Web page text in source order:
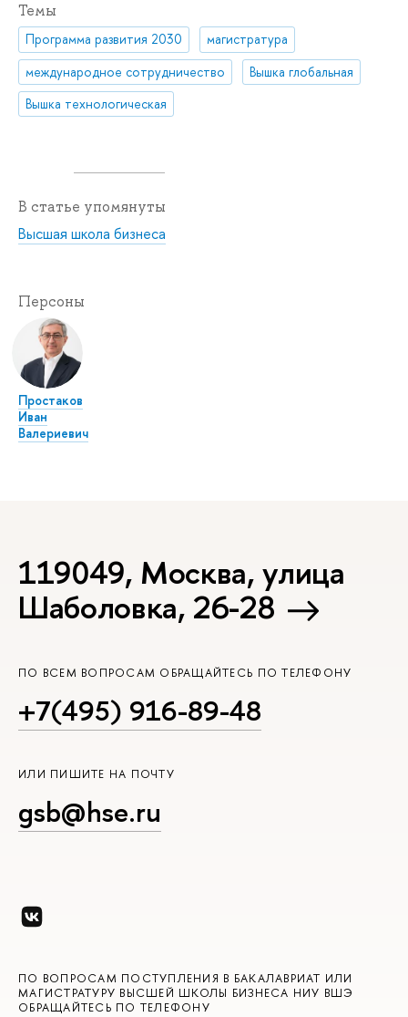
Темы
Программа развития 2030
магистратура
международное сотрудничество
Вышка глобальная
Вышка технологическая
В статье упомянуты
Высшая школа бизнеса
Персоны
Простаков
Иван
Валериевич
119049, Москва, улица
Шаболовка, 26-28
ПО ВСЕМ ВОПРОСАМ ОБРАЩАЙТЕСЬ ПО ТЕЛЕФОНУ
+7(495) 916-89-48
ИЛИ ПИШИТЕ НА ПОЧТУ
gsb@hse.ru
ПО ВОПРОСАМ ПОСТУПЛЕНИЯ В БАКАЛАВРИАТ ИЛИ
МАГИСТРАТУРУ ВЫСШЕЙ ШКОЛЫ БИЗНЕСА НИУ ВШЭ
ОБРАЩАЙТЕСЬ ПО ТЕЛЕФОНУ